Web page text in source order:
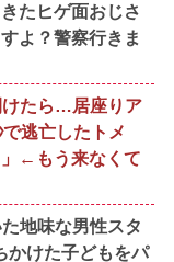
たヒゲ面おじさ
よ？警察行きま
けたら…居座りア
逃亡したトメ
」←もう来なくて
地味な男性スタ
かけた子どもをパ